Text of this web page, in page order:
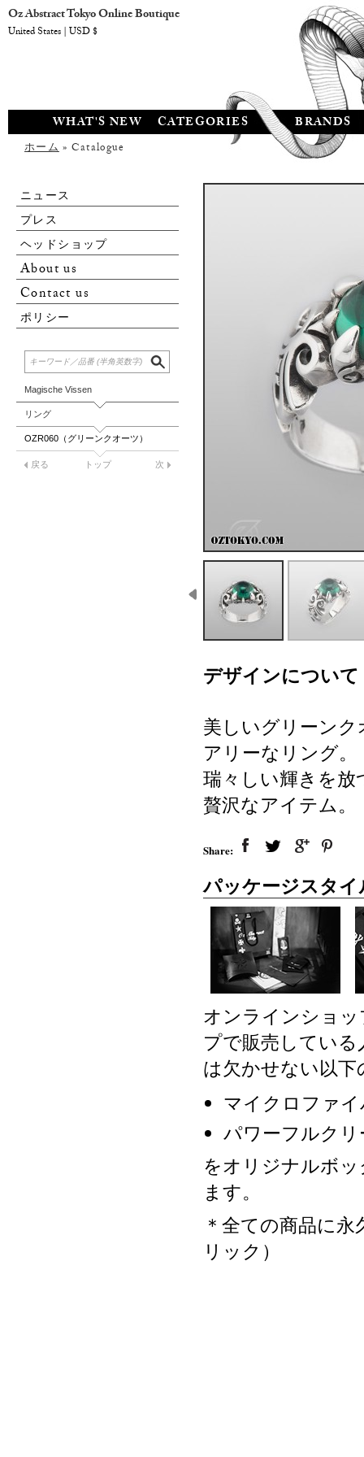
WHAT'S NEW CATEGORIES BRANDS
ホーム» Catalogue
ニュース
プレス
ヘッドショップ
About us
Contact us
ポリシー
Magische Vissen
リング
OZR060（グリーンクオーツ）
戻る トップ 次
デザインについて
美しいグリーン
アリーなリング。
瑞々しい輝きを
贅沢なアイテム。
Share:
パッケージスタ
オンラインショ
プで販売してい
は欠かせない以
マイクロファ
パワーフルク
をオリジナルボ
ます。
＊全ての商品に
リック）
Oz Abstract Tokyo Online Boutique
United States | USD $